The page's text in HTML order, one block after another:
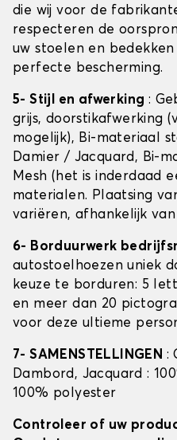
die wij voor de
respecteren de
uw stoelen en
perfecte bescherming.
5- Stijl en afwerking :
grijs, doorstikafwerking
mogelijk), Bi-materiaal
Damier / Jacquard, Bi-
Mesh (het is inderdaad
materialen. Plaatsing
variëren, afhankelijk
6- Borduurwerk
autostoelhoezen uniek
keuze te borduren: 5
en meer dan 20
voor deze ultieme
7- SAMENSTELLINGEN :
Dambord, Jacquard :
100% polyester
Controleer of uw